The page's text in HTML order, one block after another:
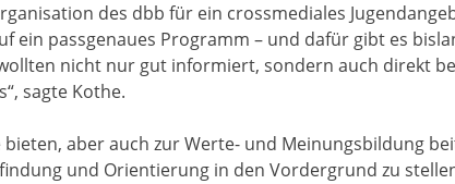
des dbb für ein crossmediales
ein passgenaues Programm – und dafür gibt es
nicht nur gut informiert, sondern auch direkt
sagte Kothe.
aber auch zur Werte- und Meinungsbildung
und Orientierung in den Vordergrund zu